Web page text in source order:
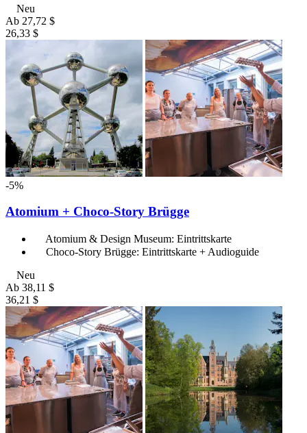
Neu
Ab 27,72 $
26,33 $
-5%
Atomium + Choco-Story Brügge
Atomium & Design Museum: Eintrittskarte
Choco-Story Brügge: Eintrittskarte + Audioguide
Neu
Ab 38,11 $
36,21 $